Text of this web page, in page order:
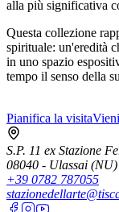
alla più significativa
Questa collezione
spirituale: un'eredità
in uno spazio
tempo il senso della
Pianifica la visita
S.P. 11 ex Stazione
08040 - Ulassai (NU)
+39 0782 787055